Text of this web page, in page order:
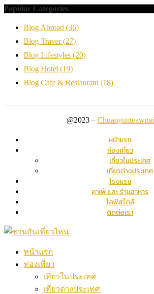
Popular Categories
Blog Abroad (36)
Blog Traver(27)
Blog Lifestyles (20)
Blog Hotel (19)
Blog Cafe & Restaurant (18)
@2023 – Chuangunteawnai
หน้าแรก
ท่องเที่ยว
เที่ยวในประเทศ
เที่ยวต่างประเทศ
โรงแรม
คาเฟ่ และ ร้านอาหาร
ไลฟ์สไตล์
ติดต่อเรา
หน้าแรก
ท่องเที่ยว
เที่ยวในประเทศ
เที่ยวต่างประเทศ